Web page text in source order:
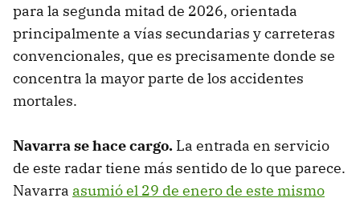
para la segunda mitad de 2026, orientada
principalmente a vías secundarias y carreteras
convencionales, que es precisamente donde se
concentra la mayor parte de los accidentes
mortales.
Navarra se hace cargo. La entrada en servicio
de este radar tiene más sentido de lo que parece.
Navarra asumió el 29 de enero de este mismo